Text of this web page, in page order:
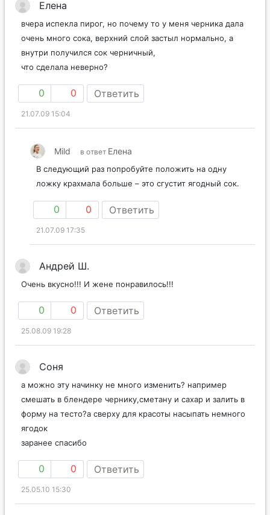
Елена
вчера испекла пирог, но почему то у меня черника дала
очень много сока, верхний слой застыл нормально, а
внутри получился сок черничный,
что сделала неверно?
0 0 Ответить
21.07.09 15:04
Mild в ответ Елена
В следующий раз попробуйте положить на одну
ложку крахмала больше – это сгустит ягодный сок.
0 0 Ответить
21.07.09 17:35
Андрей Ш.
Очень вкусно!!! И жене понравилось!!!
0 0 Ответить
25.08.09 19:28
Соня
а можно эту начинку не много изменить? например
смешать в блендере чернику,сметану и сахар и залить в
форму на тесто?а сверху для красоты насыпать немного
ягодок
заранее спасибо
0 0 Ответить
25.05.10 15:30